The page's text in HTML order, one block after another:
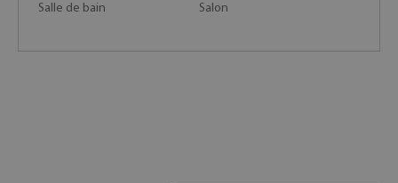
Salle de bain Salon